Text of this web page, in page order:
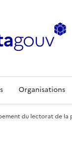
Organisations
du lectorat de la